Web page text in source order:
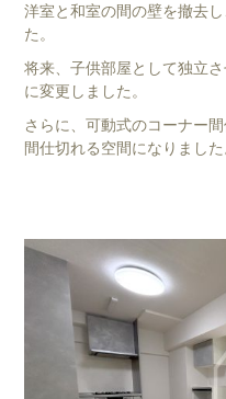
洋室と和室の間の壁を撤去
た。
将来、子供部屋として独立
に変更しました。
さらに、可動式のコーナー
間仕切れる空間になりました